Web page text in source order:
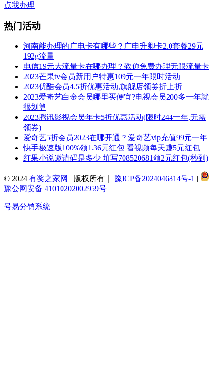
点我办理
热门活动
河南能办理的广电卡有哪些？广电升卿卡2.0套餐29元
192g流量
电信19元大流量卡在哪办理？教你免费办理无限流量卡
2023芒果tv会员新用户特惠109元一年限时活动
2023优酷会员4.5折优惠活动,旗舰店领券折上折
2023爱奇艺白金会员哪里买便宜?电视会员200多一年就
很划算
2023腾讯影视会员年卡5折优惠活动(限时244一年,无需
领券)
爱奇艺5折会员2023在哪开通？爱奇艺vip充值99元一年
快手极速版100%领1.36元红包 看视频每天赚5元红包
红果小说邀请码是多少 填写708520681领2元红包(秒到)
© 2024 有奖之家网 版权所有｜ 豫ICP备2024046814号-1 |
豫公网安备 41010202002959号
号易分销系统